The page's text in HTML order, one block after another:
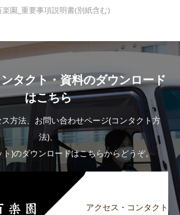
園_重要事項説明書(別紙含む)
タクト・資料のダウンロード
はこちら
方法、お問い合わせページ(コンタクト方
法)、
)のダウンロードはこちらからどうぞ。
アクセス・コンタクト